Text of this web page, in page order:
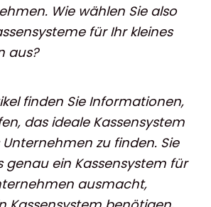
Wie wählen Sie also
für Ihr kleines
aus?
finden Sie Informationen,
das ideale Kassensystem
zu finden. Sie
genau ein Kassensystem für
ausmacht,